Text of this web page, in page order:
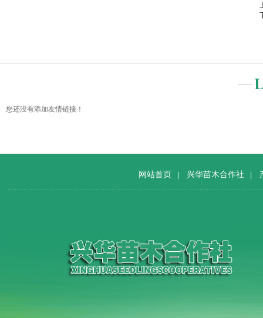
您还没有添加友情链接！
网站首页 兴华苗木合作社